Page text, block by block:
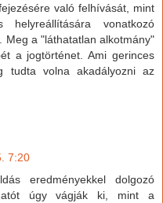
való felhívását, mint
helyreállítására vonatkozó
Meg a "láthatatlan alkotmány"
a jogtörténet. Ami gerinces
tudta volna akadályozni az
7:20
eredményekkel dolgozó
úgy vágják ki, mint a